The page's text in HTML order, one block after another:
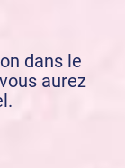
dans le
aurez